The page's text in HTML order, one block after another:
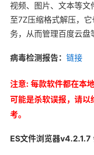
视频、图片、文本等
至7Z压缩格式解压，
务，从而管理百度云盘
病毒检测报告： 链接
注意: 每款软件都在本
可能是杀软误报，请以
考。
ES文件浏览器v4.2.1.7